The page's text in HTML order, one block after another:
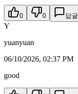
0 0 답글
Y
yuanyuan
06/10/2026, 02:37 PM
good